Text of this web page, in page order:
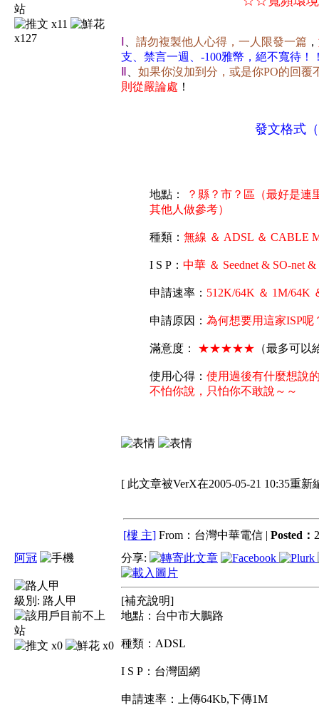
x11
x127
請勿複製他人心得，一人限發一篇 ，
支、禁言一週、-100雅幣，絕不寬待！
如果你沒加到分，或是你PO的回
則從嚴論處 ！
發文格式
地點：
？縣？市？區（最好是連
其他人做參考）
種類： 無線 ＆ ADSL ＆ CABLE
I S P： 中華 ＆ Seednet & SO-net
申請速率： 512K/64K ＆ 1M/64K
申請原因： 為何想要用這家ISP呢
滿意度： ★★★★★ （最多可
使用心得： 使用過後有什麼想說
不怕你說，只怕你不敢說～～
[ 此文章被VerX在2005-05-21 10:35重新
[樓 主] From：台灣中華電信 | Posted：
阿冠
級別: 路人甲
x0 x0
分享:
[補充說明]
地點：台中市大鵬路
種類：ADSL
I S P：台灣固網
申請速率：上傳64Kb,下傳1M